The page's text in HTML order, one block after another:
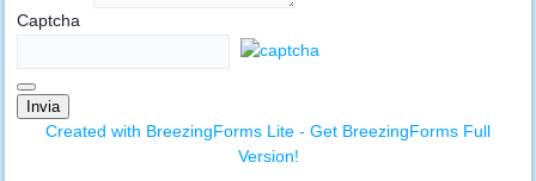
Captcha
Invia
Created with BreezingForms Lite - Get BreezingForms Full
Version!